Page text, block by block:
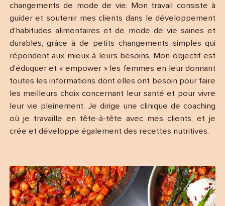
changements de mode de vie. Mon travail consiste à
guider et soutenir mes clients dans le développement
d’habitudes alimentaires et de mode de vie saines et
durables, grâce à de petits changements simples qui
répondent aux mieux à leurs besoins. Mon objectif est
d’éduquer et « empower » les femmes en leur donnant
toutes les informations dont elles ont besoin pour faire
les meilleurs choix concernant leur santé et pour vivre
leur vie pleinement. Je dirige une clinique de coaching
où je travaille en tête-à-tête avec mes clients, et je
crée et développe également des recettes nutritives.